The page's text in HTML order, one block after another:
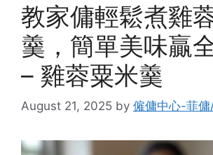
教家傭輕鬆煮雞
羹，簡單美味贏
– 雞蓉粟米羹
August 21, 2025 by 僱傭中心-菲